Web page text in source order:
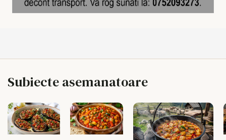
Subiecte asemanatoare